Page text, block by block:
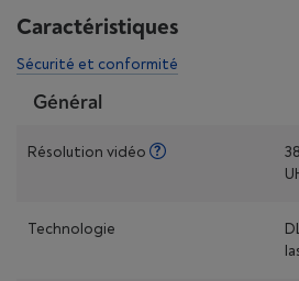
Caractéristiques
Sécurité et conformité
Général
Résolution vidéo
Technologie